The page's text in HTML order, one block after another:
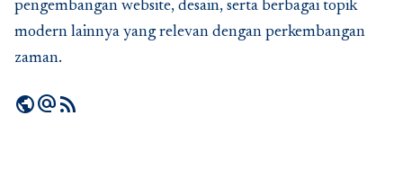
pengembangan website, desain, serta berbagai topik
modern lainnya yang relevan dengan perkembangan
zaman.
publicalternate_emailrss_feed